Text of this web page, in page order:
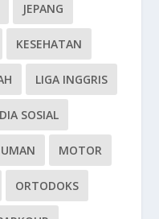
JEPANG
KESEHATAN
LIGA INGGRIS
SOSIAL
MOTOR
ORTODOKS